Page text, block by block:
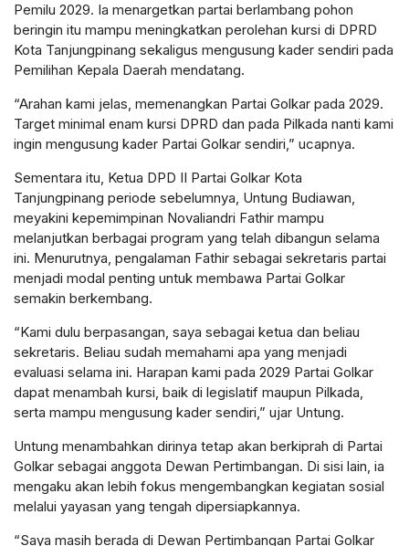
Pemilu 2029. Ia menargetkan partai berlambang pohon
beringin itu mampu meningkatkan perolehan kursi di DPRD
Kota Tanjungpinang sekaligus mengusung kader sendiri pada
Pemilihan Kepala Daerah mendatang.
“Arahan kami jelas, memenangkan Partai Golkar pada 2029.
Target minimal enam kursi DPRD dan pada Pilkada nanti kami
ingin mengusung kader Partai Golkar sendiri,” ucapnya.
Sementara itu, Ketua DPD II Partai Golkar Kota
Tanjungpinang periode sebelumnya, Untung Budiawan,
meyakini kepemimpinan Novaliandri Fathir mampu
melanjutkan berbagai program yang telah dibangun selama
ini. Menurutnya, pengalaman Fathir sebagai sekretaris partai
menjadi modal penting untuk membawa Partai Golkar
semakin berkembang.
“Kami dulu berpasangan, saya sebagai ketua dan beliau
sekretaris. Beliau sudah memahami apa yang menjadi
evaluasi selama ini. Harapan kami pada 2029 Partai Golkar
dapat menambah kursi, baik di legislatif maupun Pilkada,
serta mampu mengusung kader sendiri,” ujar Untung.
Untung menambahkan dirinya tetap akan berkiprah di Partai
Golkar sebagai anggota Dewan Pertimbangan. Di sisi lain, ia
mengaku akan lebih fokus mengembangkan kegiatan sosial
melalui yayasan yang tengah dipersiapkannya.
“Saya masih berada di Dewan Pertimbangan Partai Golkar